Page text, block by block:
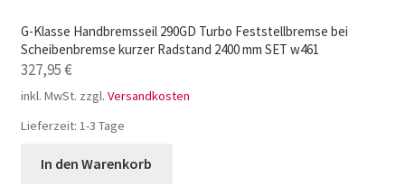
G-Klasse Handbremsseil 290GD Turbo Feststellbremse bei
Scheibenbremse kurzer Radstand 2400 mm SET w461
327,95€
inkl. MwSt. zzgl. Versandkosten
Lieferzeit: 1-3 Tage
In den Warenkorb